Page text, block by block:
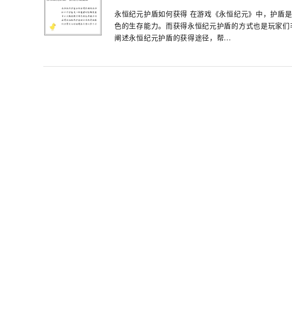
永恒纪元护盾如何获得 在游戏《永恒纪元》中，护盾
色的生存能力。而获得永恒纪元护盾的方式也是玩家
阐述永恒纪元护盾的获得途径，帮...